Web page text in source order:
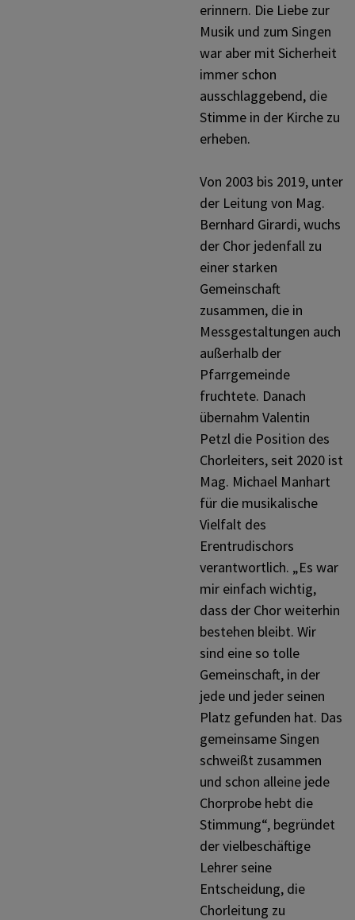
Einander begegnen
erinnern. Die Liebe zur
Musik und zum Singen
war aber mit Sicherheit
immer schon
ausschlaggebend, die
Stimme in der Kirche zu
erheben.
Von 2003 bis 2019, unter
der Leitung von Mag.
Bernhard Girardi, wuchs
der Chor jedenfall zu
einer starken
Gemeinschaft
zusammen, die in
Messgestaltungen auch
außerhalb der
Pfarrgemeinde
fruchtete. Danach
übernahm Valentin
Petzl die Position des
Chorleiters, seit 2020 ist
Mag. Michael Manhart
für die musikalische
Vielfalt des
Erentrudischors
verantwortlich. „Es war
mir einfach wichtig,
dass der Chor weiterhin
bestehen bleibt. Wir
sind eine so tolle
Gemeinschaft, in der
jede und jeder seinen
Platz gefunden hat. Das
gemeinsame Singen
schweißt zusammen
und schon alleine jede
Chorprobe hebt die
Stimmung“, begründet
der vielbeschäftige
Lehrer seine
Entscheidung, die
Chorleitung zu